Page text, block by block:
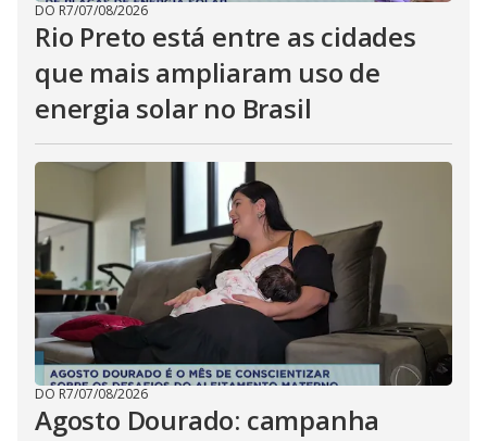
DO R7/07/08/2026
Rio Preto está entre as cidades
que mais ampliaram uso de
energia solar no Brasil
DO R7/07/08/2026
Agosto Dourado: campanha